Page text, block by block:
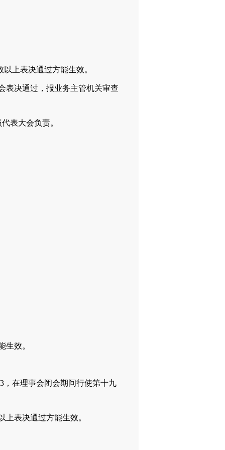
上表决通过方能生效。
决通过，报业务主管机关审查
表大会负责。
效。
在理事会闭会期间行使第十九
表决通过方能生效。